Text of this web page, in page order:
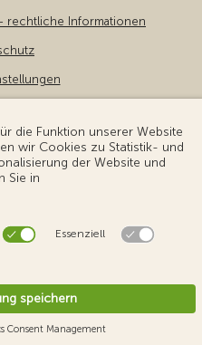
rechtliche Informationen